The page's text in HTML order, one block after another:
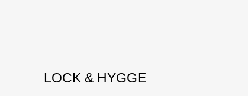
LOCK & HYGGE